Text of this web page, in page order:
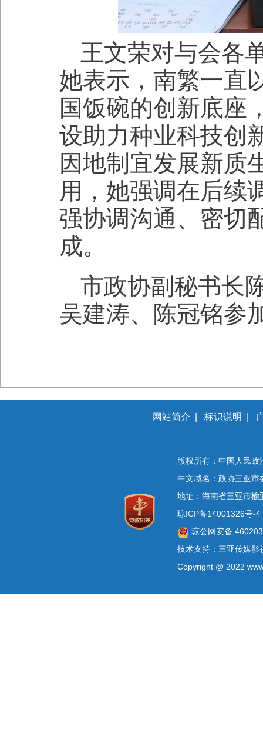
王文荣对与会各
她表示，南繁一直
国饭碗的创新底座
设助力种业科技创
因地制宜发展新质
用，她强调在后续
强协调沟通、密切
成。
市政协副秘书长
吴建涛、陈冠铭参
网站简介 标识说明
版权所有：中国人民
中文域名：政协三亚市
地址：海南省三亚市榆
琼ICP备14001326号-4
琼公网安备
技术支持：三亚传媒影
Copyright @ 2022